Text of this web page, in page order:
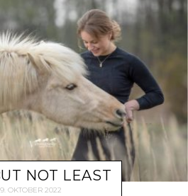
NOT LEAST
OKTOBER 2022